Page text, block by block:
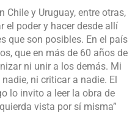
Chile y Uruguay, entre otras,
el poder y hacer desde allí
que son posibles. En el país
que en más de 60 años de
ni unir a los demás. Mi
ni criticar a nadie. El
lo invito a leer la obra de
vista por sí misma”